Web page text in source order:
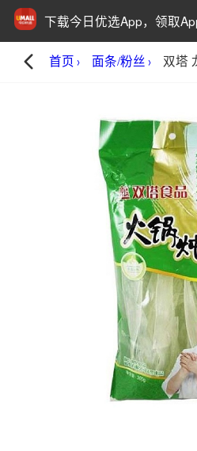
下载今日优选App，领取
首页 面条/粉丝 双塔